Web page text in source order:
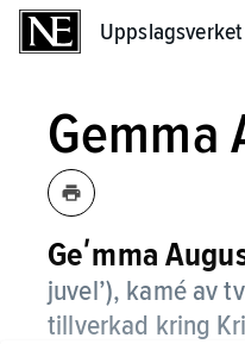
Uppslagsverket
Gemma
Geʹmma
juvel’), kamé av
tillverkad kring